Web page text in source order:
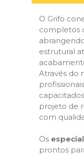
O Grifo
completos
estrutural
Através do
projeto de
com
Os
prontos